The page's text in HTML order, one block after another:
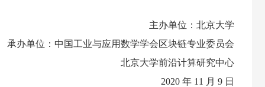
主办单位：北京大学
承办单位：中国工业与应用数学学会区块链专业委员会
北京大学前沿计算研究中心
2020 年 11 月 9 日